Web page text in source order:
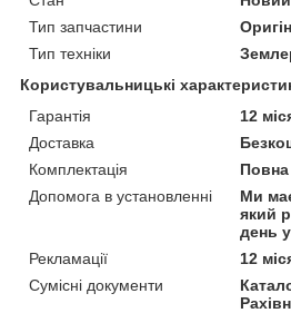
Тип запчастини
Тип техніки
Користувальницькі
Гарантія
12
Доставка
Комплектація
Повна
Допомога в установленні
Ми
який
день
Рекламації
12
Сумісні документи